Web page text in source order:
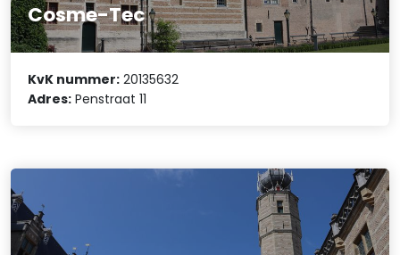
Cosme-Tec
KvK nummer: 20135632
Adres: Penstraat 11